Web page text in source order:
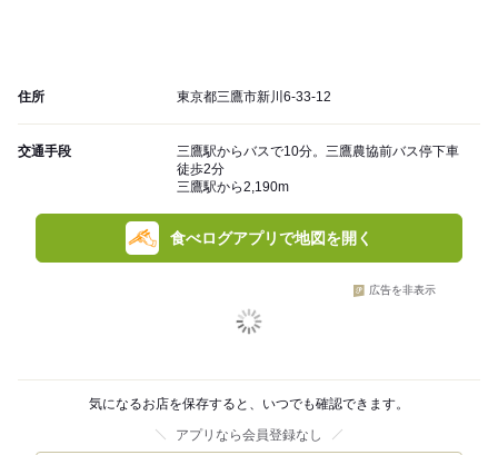
住所 東京都三鷹市新川6-33-12
交通手段
三鷹駅からバスで10分。三鷹農協前バス停下車
徒歩2分
三鷹駅から2,190m
食べログアプリで地図を開く
広告を非表示
気になるお店を保存すると、いつでも確認できます。
アプリなら会員登録なし